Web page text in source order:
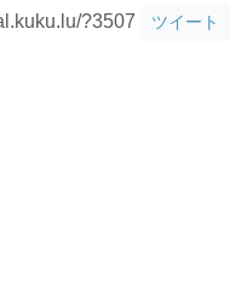
?3507 ツイート